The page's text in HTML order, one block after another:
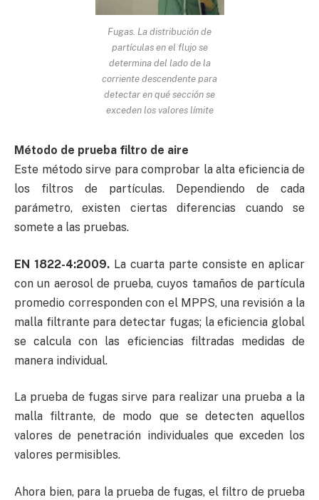
Fugas. La distribución de
partículas en el flujo se
determina del lado de la
corriente descendente para
detectar en qué sección se
exceden los valores límite
Método de prueba filtro de aire
Este método sirve para comprobar la alta eficiencia de
los filtros de partículas. Dependiendo de cada
parámetro, existen ciertas diferencias cuando se
somete a las pruebas.
EN 1822-4:2009. La cuarta parte consiste en aplicar
con un aerosol de prueba, cuyos tamaños de partícula
promedio corresponden con el MPPS, una revisión a la
malla filtrante para detectar fugas; la eficiencia global
se calcula con las eficiencias filtradas medidas de
manera individual.
La prueba de fugas sirve para realizar una prueba a la
malla filtrante, de modo que se detecten aquellos
valores de penetración individuales que exceden los
valores permisibles.
Ahora bien, para la prueba de fugas, el filtro de prueba